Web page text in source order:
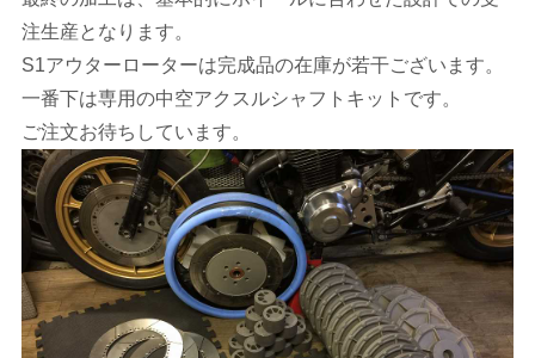
注生産となります。
S1アウターローターは完成品の在庫が若干ございます。
一番下は専用の中空アクスルシャフトキットです。
ご注文お待ちしています。